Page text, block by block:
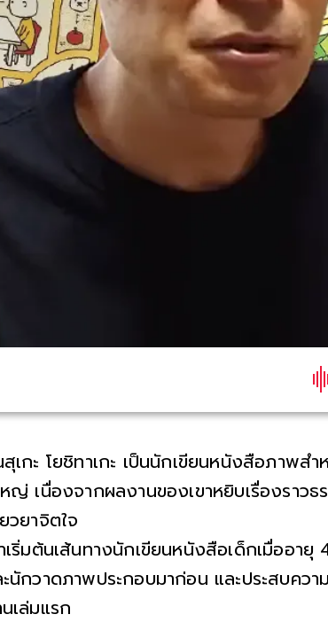
เกะ โยชิทาเกะ เป็นนักเขียนหนังสือภาพส
ญ่ เนื่องจากผลงานของเขาหยิบเรื่องราวธ
วยาจิตใจ
เริ่มต้นเส้นทางนักเขียนหนังสือเด็กเมื่ออ
นักวาดภาพประกอบมาก่อน และประสบคว
เล่มแรก